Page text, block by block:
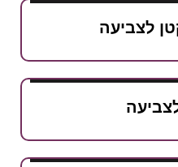
לצביעה